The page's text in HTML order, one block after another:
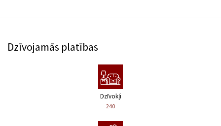
Dzīvojamās platības
Dzīvokļi
240